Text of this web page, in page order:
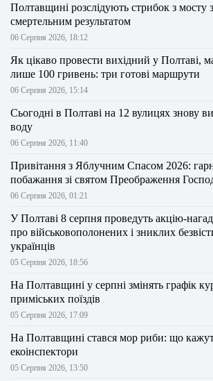
Полтавщині розслідують стрибок з мосту
смертельним результатом
06 Серпня 2026, 18:12
Як цікаво провести вихідний у Полтаві,
лише 100 гривень: три готові маршрути
06 Серпня 2026, 15:14
Сьогодні в Полтаві на 12 вулицях знову
воду
06 Серпня 2026, 11:40
Привітання з Яблучним Спасом 2026:
побажання зі святом Преображення
06 Серпня 2026, 01:21
У Полтаві 8 серпня проведуть акцію-
про військовополонених і зниклих
українців
05 Серпня 2026, 18:56
На Полтавщині у серпні змінять графік
приміських поїздів
05 Серпня 2026, 17:09
На Полтавщині стався мор риби: що
екоінспектори
05 Серпня 2026, 13:50